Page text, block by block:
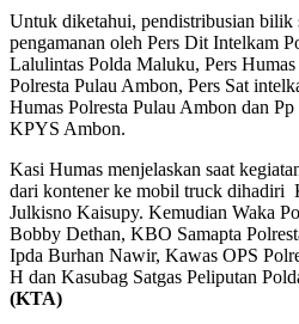
Untuk diketahui, pendistribusian bilik
pengamanan oleh Pers Dit Intelkam
Lalulintas Polda Maluku, Pers
Polresta Pulau Ambon, Pers Sat
Humas Polresta Pulau Ambon dan Pp
KPYS Ambon.
Kasi Humas menjelaskan saat
dari kontener ke mobil truck dihadiri
Julkisno Kaisupy. Kemudian Waka
Bobby Dethan, KBO Samapta
Ipda Burhan Nawir, Kawas OPS
H dan Kasubag Satgas Peliputan
(KTA)